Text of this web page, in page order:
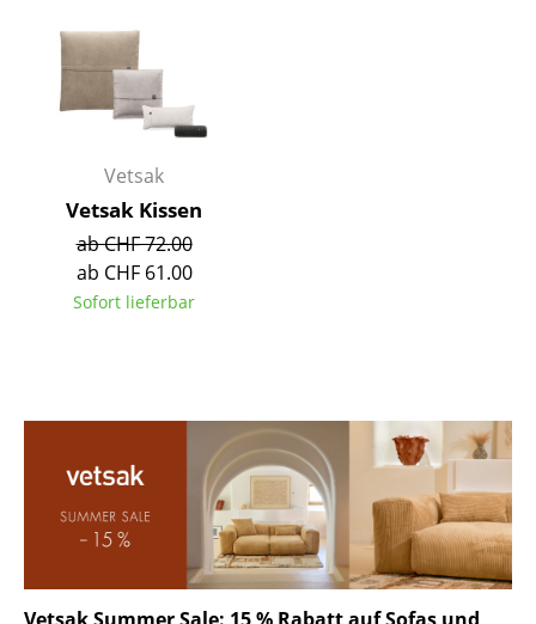
... alle Leuchten
Doppelbetten
Einzelbetten
Stapelbetten
... alle Betten
Accessoires
Uhren
Figuren & Miniaturen
Vetsak
Vetsak Kissen
ab CHF 72.00
ab CHF 61.00
Sofort lieferbar